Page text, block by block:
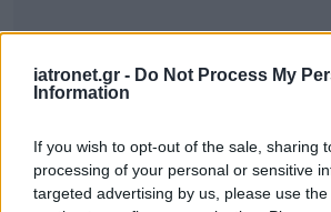
iatronet.gr - Do Not Process My
Information
If you wish to opt-out of the sale, sharing
processing of your personal or sensitive
targeted advertising by us, please use